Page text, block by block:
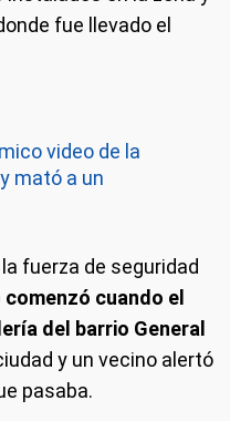
fue llevado el
video de la
mató a un
fuerza de seguridad
cuando el
del barrio General
y un vecino alertó
pasaba.